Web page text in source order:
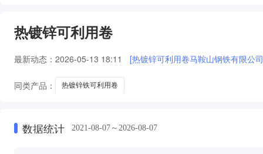
热镀锌可利用卷
最新动态： 2026-05-13 18:11 [热镀锌可利用卷马鞍山钢铁有限公
同类产品： 热镀锌铁可利用卷
数据统计 2021-08-07～2026-08-07